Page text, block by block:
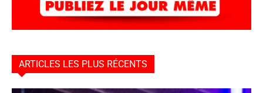
ARTICLES LES PLUS RÉCENTS